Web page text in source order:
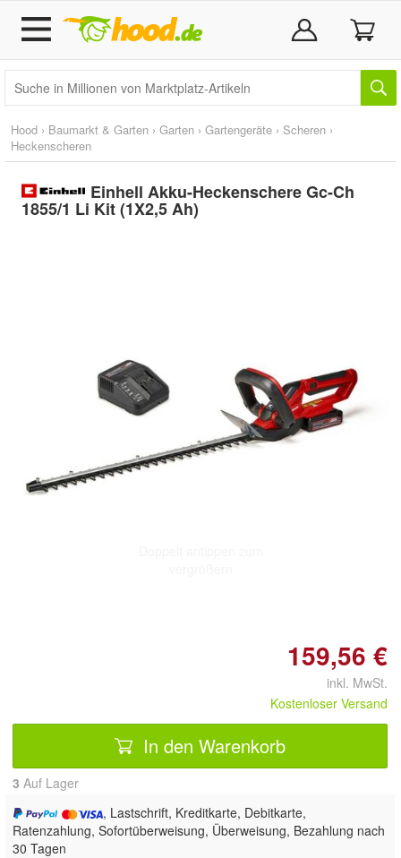
Hood › Baumarkt & Garten › Garten › Gartengeräte › Scheren ›
Heckenscheren
Einhell Akku-Heckenschere Gc-Ch
1855/1 Li Kit (1X2,5 Ah)
159,56 €
inkl. MwSt.
Kostenloser Versand
In den Warenkorb
3 Auf Lager
, Lastschrift, Kreditkarte, Debitkarte,
Ratenzahlung, Sofortüberweisung, Überweisung, Bezahlung nach
30 Tagen